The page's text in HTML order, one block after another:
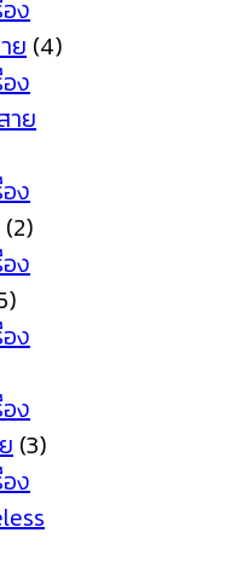
ง
ย (4)
ง
าย
ง
(2)
ง
ง
ง
(3)
ง